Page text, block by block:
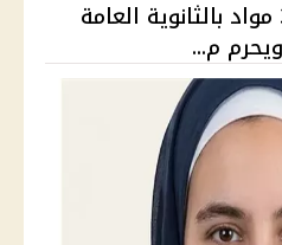
التعليم: الراسب في 3 مواد بالثانوية العامة
م...